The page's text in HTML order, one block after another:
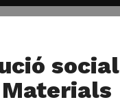
social